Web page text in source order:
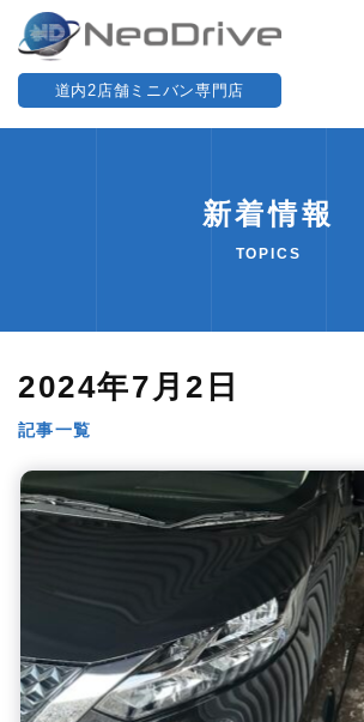
道内2店舗ミニバン専門店
新着情報
TOPICS
2024年7月2日
記事一覧